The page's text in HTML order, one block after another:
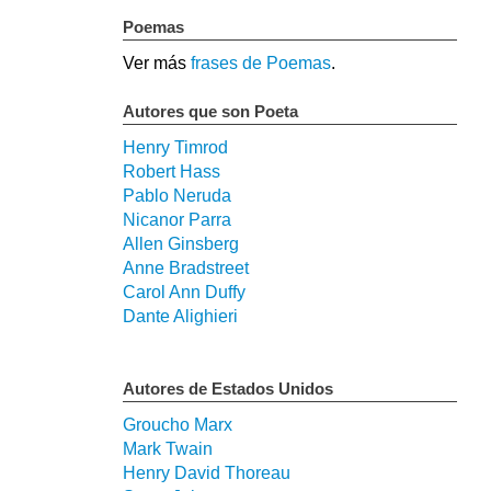
Poemas
Ver más frases de Poemas.
Autores que son Poeta
Henry Timrod
Robert Hass
Pablo Neruda
Nicanor Parra
Allen Ginsberg
Anne Bradstreet
Carol Ann Duffy
Dante Alighieri
Autores de Estados Unidos
Groucho Marx
Mark Twain
Henry David Thoreau